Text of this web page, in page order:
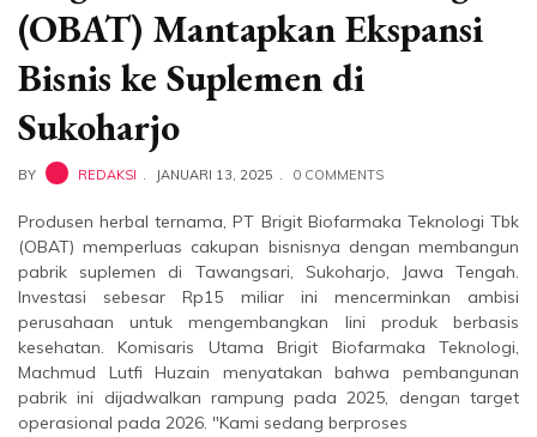
(OBAT) Mantapkan Ekspansi
Bisnis ke Suplemen di
Sukoharjo
BY REDAKSI JANUARI 13, 2025 0 COMMENTS
Produsen herbal ternama, PT Brigit Biofarmaka Teknologi Tbk
(OBAT) memperluas cakupan bisnisnya dengan membangun
pabrik suplemen di Tawangsari, Sukoharjo, Jawa Tengah.
Investasi sebesar Rp15 miliar ini mencerminkan ambisi
perusahaan untuk mengembangkan lini produk berbasis
kesehatan. Komisaris Utama Brigit Biofarmaka Teknologi,
Machmud Lutfi Huzain menyatakan bahwa pembangunan
pabrik ini dijadwalkan rampung pada 2025, dengan target
operasional pada 2026. "Kami sedang berproses